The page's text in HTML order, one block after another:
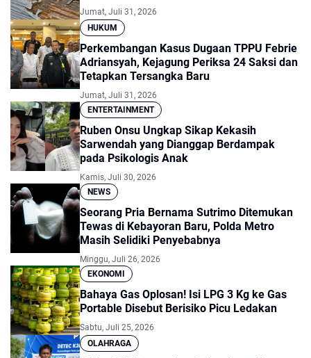
Jumat, Juli 31, 2026
HUKUM
Perkembangan Kasus Dugaan TPPU Febrie
Adriansyah, Kejagung Periksa 24 Saksi dan
Tetapkan Tersangka Baru
Jumat, Juli 31, 2026
ENTERTAINMENT
Ruben Onsu Ungkap Sikap Kekasih
Sarwendah yang Dianggap Berdampak
pada Psikologis Anak
Kamis, Juli 30, 2026
NEWS
Seorang Pria Bernama Sutrimo Ditemukan
Tewas di Kebayoran Baru, Polda Metro
Masih Selidiki Penyebabnya
Minggu, Juli 26, 2026
EKONOMI
Bahaya Gas Oplosan! Isi LPG 3 Kg ke Gas
Portable Disebut Berisiko Picu Ledakan
Sabtu, Juli 25, 2026
OLAHRAGA